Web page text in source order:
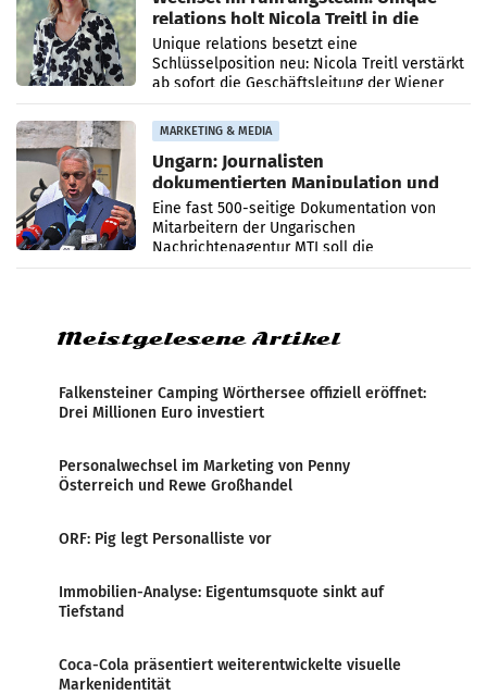
relations holt Nicola Treitl in die
Geschäftsleitung
Unique relations besetzt eine
Schlüsselposition neu: Nicola Treitl verstärkt
ab sofort die Geschäftsleitung der Wiener
PR-Agentur an der Seite von Josef Kalina und
Anna Kalina-Mahr.
MARKETING & MEDIA
Ungarn: Journalisten
dokumentierten Manipulation und
Zensur
Eine fast 500-seitige Dokumentation von
Mitarbeitern der Ungarischen
Nachrichtenagentur MTI soll die
systematische Nachrichten-Manipulation und
Meistgelesene Artikel
Falkensteiner Camping Wörthersee offiziell eröffnet:
Drei Millionen Euro investiert
Personalwechsel im Marketing von Penny
Österreich und Rewe Großhandel
ORF: Pig legt Personalliste vor
Immobilien-Analyse: Eigentumsquote sinkt auf
Tiefstand
Coca-Cola präsentiert weiterentwickelte visuelle
Markenidentität